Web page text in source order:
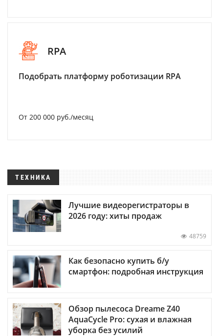
RPA
Подобрать платформу роботизации RPA
От 200 000 руб./месяц
ТЕХНИКА
Лучшие видеорегистраторы в
2026 году: хиты продаж
48759
Как безопасно купить б/у
смартфон: подробная инструкция
Обзор пылесоса Dreame Z40
AquaCycle Pro: сухая и влажная
уборка без усилий